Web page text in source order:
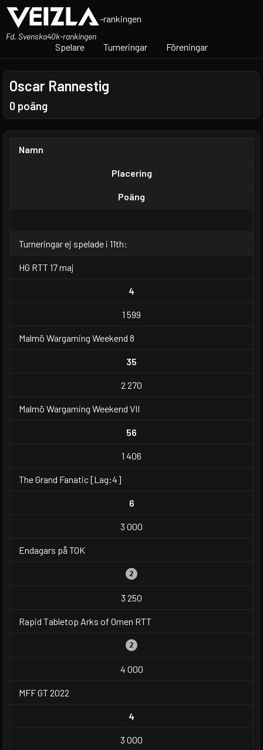
-rankingen
Fd. Svenska40k-rankingen
Spelare Turneringar Föreningar
Oscar Rannestig
0 poäng
Namn
Placering
Poäng
Turneringar ej spelade i 11th:
HG RTT 17 maj
4
1 599
Malmö Wargaming Weekend 8
35
2 270
Malmö Wargaming Weekend VII
56
1 406
The Grand Fanatic [Lag:4]
6
3 000
Endagars på TOK
2
3 250
Rapid Tabletop Arks of Omen RTT
2
4 000
MFF GT 2022
4
3 000